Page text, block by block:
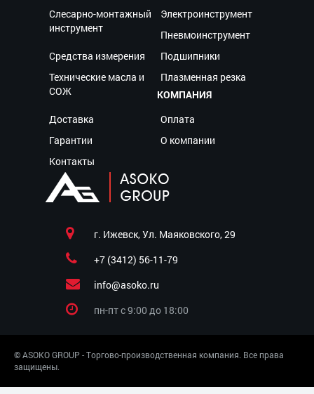
Слесарно-монтажный
инструмент
Электроинструмент
Пневмоинструмент
Средства измерения
Подшипники
Технические масла и
СОЖ
Плазменная резка
КОМПАНИЯ
Доставка
Оплата
Гарантии
О компании
Контакты
г. Ижевск, Ул. Маяковского, 29
+7 (3412) 56-11-79
info@asoko.ru
пн-пт c 9:00 до 18:00
© ASOKO GROUP - Торгово-производственная компания. Все права
защищены.